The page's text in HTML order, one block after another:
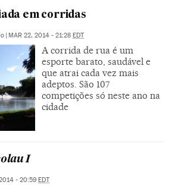
em corridas
MAR 22, 2014 - 21:28 EDT
A corrida de rua é um
esporte barato, saudável e
que atrai cada vez mais
adeptos. São 107
competições só neste ano na
cidade
I
- 20:59 EDT